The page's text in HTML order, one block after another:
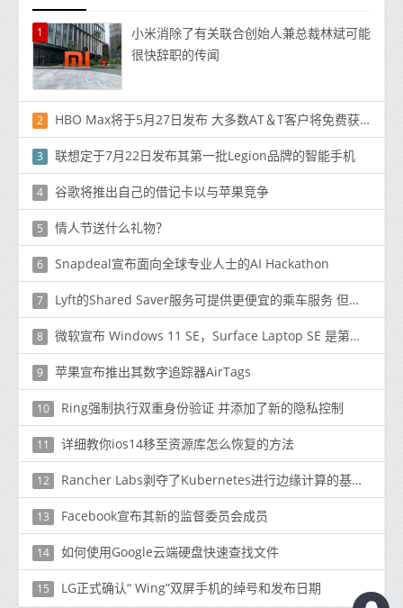
1
小米消除了有关联合创始人兼总裁林斌可能
很快辞职的传闻
2 HBO Max将于5月27日发布 大多数AT＆T客户将免费获得
3 联想定于7月22日发布其第一批Legion品牌的智能手机
4 谷歌将推出自己的借记卡以与苹果竞争
5 情人节送什么礼物？
6 Snapdeal宣布面向全球专业人士的AI Hackathon
7 Lyft的Shared Saver服务可提供更便宜的乘车服务 但您需要走一点路
8 微软宣布 Windows 11 SE，Surface Laptop SE 是第一款运行它的笔记本电脑
9 苹果宣布推出其数字追踪器AirTags
10 Ring强制执行双重身份验证 并添加了新的隐私控制
11 详细教你ios14移至资源库怎么恢复的方法
12 Rancher Labs剥夺了Kubernetes进行边缘计算的基本能力
13 Facebook宣布其新的监督委员会成员
14 如何使用Google云端硬盘快速查找文件
15 LG正式确认“ Wing”双屏手机的绰号和发布日期